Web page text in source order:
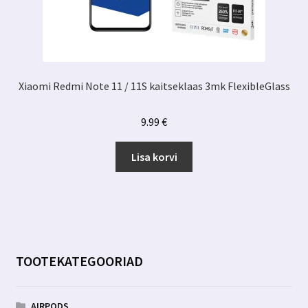
Xiaomi Redmi Note 11 / 11S kaitseklaas 3mk FlexibleGlass
9.99 €
Lisa korvi
TOOTEKATEGOORIAD